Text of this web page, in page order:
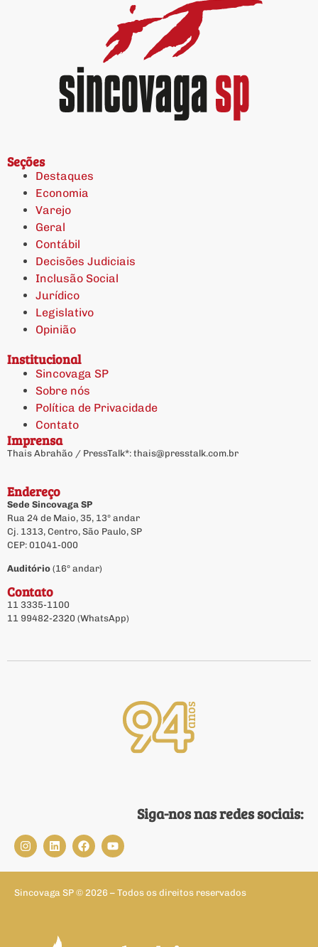
Seções
Destaques
Economia
Varejo
Geral
Contábil
Decisões Judiciais
Inclusão Social
Jurídico
Legislativo
Opinião
Institucional
Sincovaga SP
Sobre nós
Política de Privacidade
Contato
Imprensa
Thais Abrahão / PressTalk*: thais@presstalk.com.br
Endereço
Sede Sincovaga SP
Rua 24 de Maio, 35, 13º andar
Cj. 1313, Centro, São Paulo, SP
CEP: 01041-000
Auditório (16º andar)
Contato
11 3335-1100
11 99482-2320 (WhatsApp)
Siga-nos nas redes sociais:
Sincovaga SP © 2026 – Todos os direitos reservados